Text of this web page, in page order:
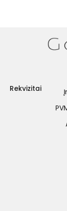
Rekvizitai